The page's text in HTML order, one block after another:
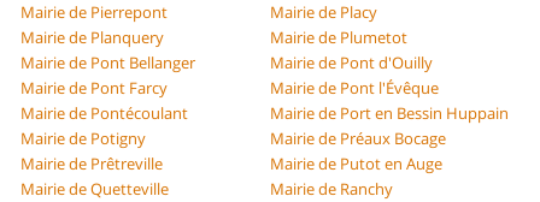
Mairie de Pierrepont
Mairie de Placy
Mairie de Planquery
Mairie de Plumetot
Mairie de Pont Bellanger
Mairie de Pont d'Ouilly
Mairie de Pont Farcy
Mairie de Pont l'Évêque
Mairie de Pontécoulant
Mairie de Port en Bessin Huppain
Mairie de Potigny
Mairie de Préaux Bocage
Mairie de Prêtreville
Mairie de Putot en Auge
Mairie de Quetteville
Mairie de Ranchy